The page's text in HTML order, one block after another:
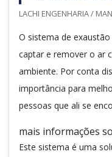
LACHI ENGENHARIA /
O sistema de
captar e remover o ar
ambiente. Por conta
importância para
pessoas que ali se
mais informações
Este sistema é uma